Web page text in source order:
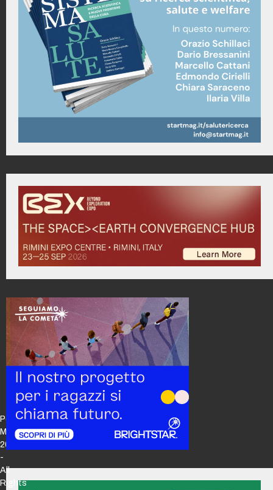
Policy
Maker
2026
-
All
Rights